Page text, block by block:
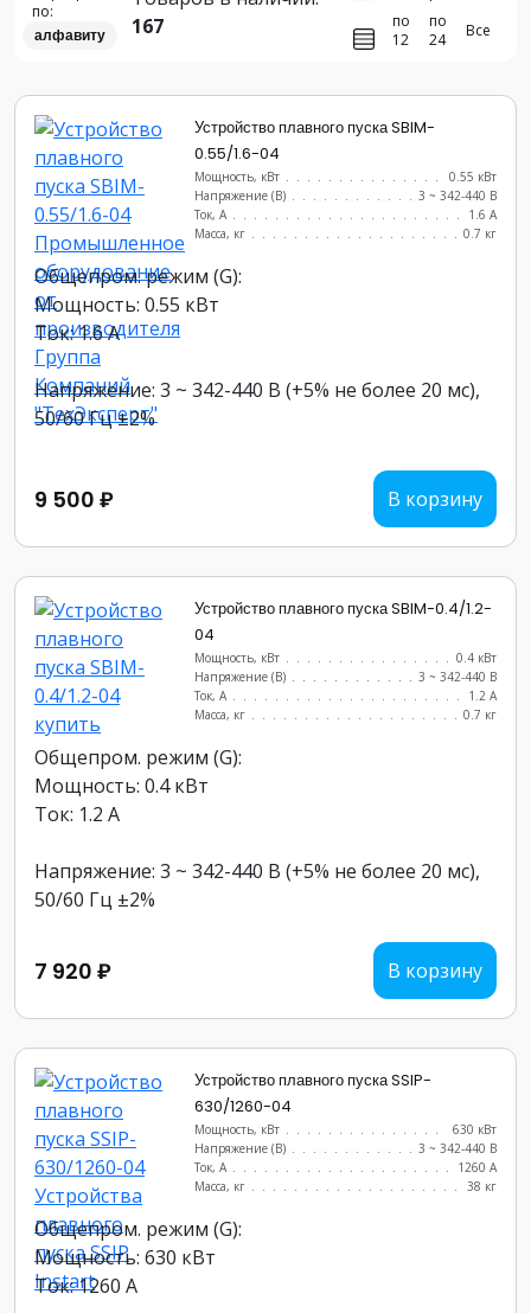
по:
алфавиту
167
по
12
по
24
Все
Устройство плавного пуска SBIM-
0.55/1.6-04
Мощность, кВт
0.55 кВт
Напряжение (В)
3 ~ 342-440 В
Ток, А
1.6 А
Масса, кг
0.7 кг
Общепром. режим (G):
Мощность: 0.55 кВт
Ток: 1.6 А
Напряжение: 3 ~ 342-440 В (+5% не более 20 мс),
50/60 Гц ±2%
9 500 ₽ В корзину
Устройство плавного пуска SBIM-0.4/1.2-
04
Мощность, кВт
0.4 кВт
Напряжение (В)
3 ~ 342-440 В
Ток, А
1.2 А
Масса, кг
0.7 кг
Общепром. режим (G):
Мощность: 0.4 кВт
Ток: 1.2 А
Напряжение: 3 ~ 342-440 В (+5% не более 20 мс),
50/60 Гц ±2%
7 920 ₽ В корзину
Устройство плавного пуска SSIP-
630/1260-04
Мощность, кВт
630 кВт
Напряжение (В)
3 ~ 342-440 В
Ток, А
1260 А
Масса, кг
38 кг
Общепром. режим (G):
Мощность: 630 кВт
Ток: 1260 А